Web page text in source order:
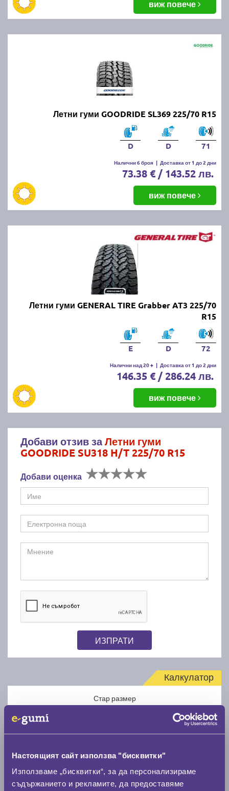
Настоящият сайт използва "бисквитки"
Използваме „бисквитки“, за да персонализираме
съдържанието и рекламите, да предоставяме
виж повече
Летни гуми GOODRIDE SL369 225/70 R15
D D 71
Налични 6 броя | Доставка от 1 до 2 дни
73.38 € / 143.52 лв.
виж повече
Летни гуми GENERAL TIRE Grabber AT3 225/70
R15
E D 72
Налични над 20 + | Доставка от 1 до 2 дни
146.35 € / 286.24 лв.
виж повече
Добави отзив заЛетни гуми
GOODRIDE SU318 H/T 225/70 R15
Добави оценка
ИЗПРАТИ
Калкулатор
Стар размер
Нов размер